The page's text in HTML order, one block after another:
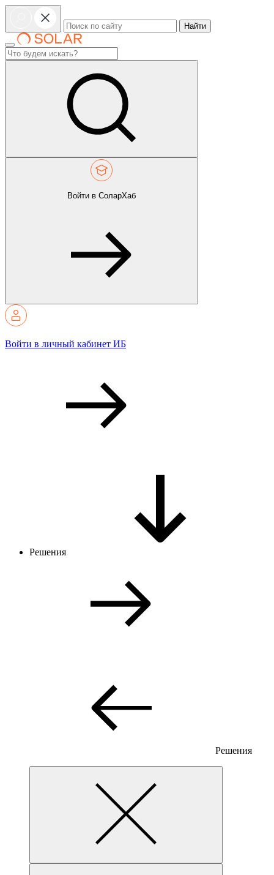
Найти
Войти в СоларХаб
Войти в личный кабинет ИБ
Решения
Решения